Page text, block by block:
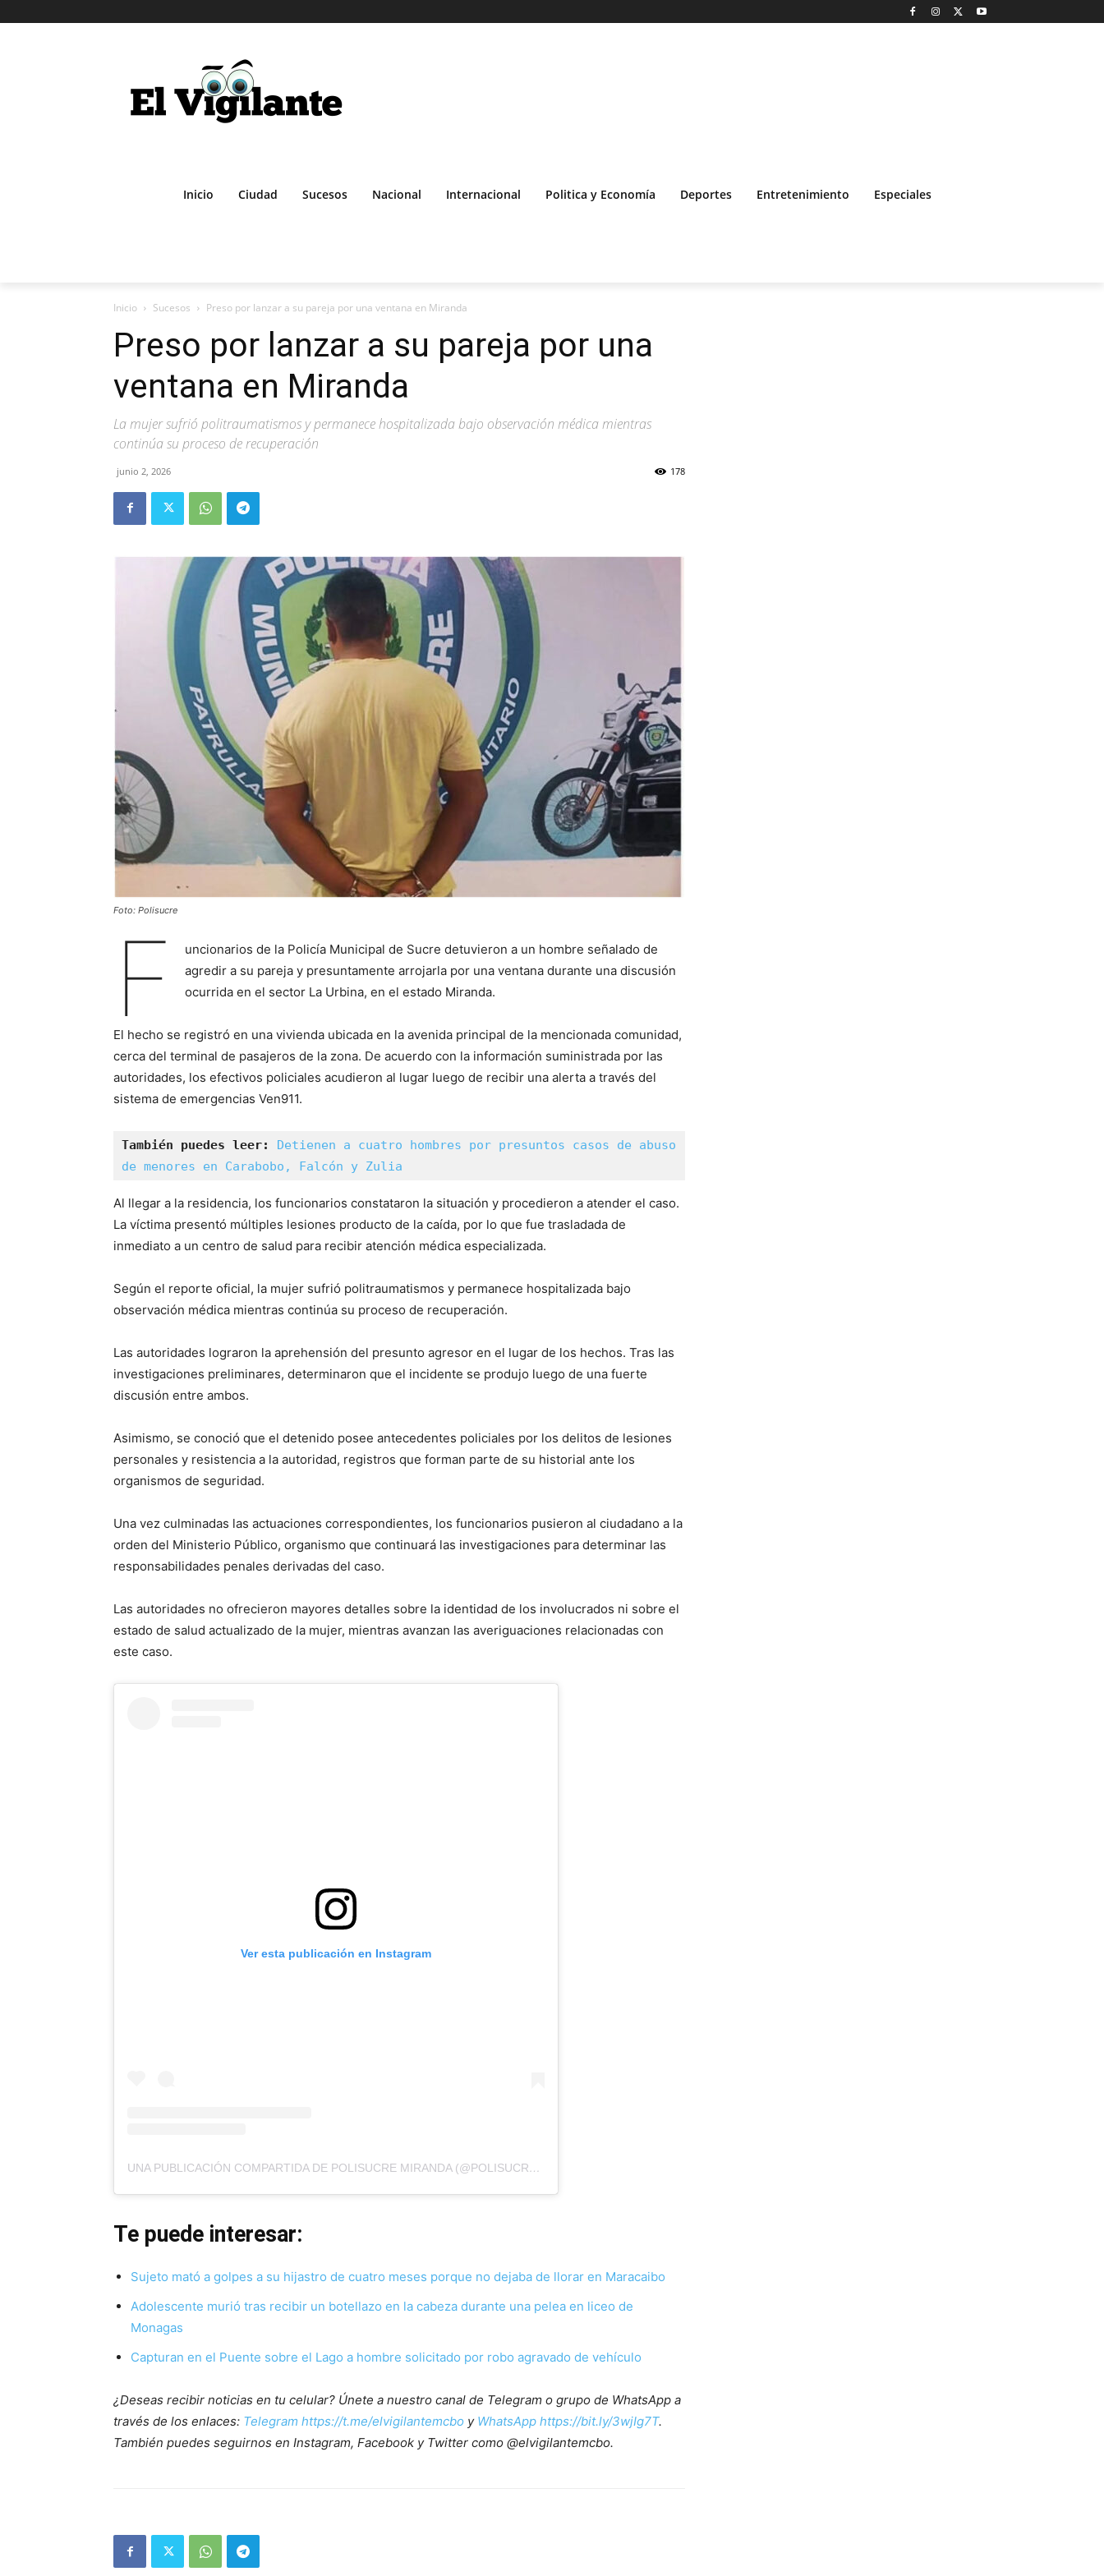
Inicio Ciudad Sucesos Nacional Internacional Politica y Economía Deportes Entretenimiento Especiales
Inicio Sucesos Preso por lanzar a su pareja por una ventana en Miranda
Preso por lanzar a su pareja por una
ventana en Miranda
La mujer sufrió politraumatismos y permanece hospitalizada bajo observación médica mientras
continúa su proceso de recuperación
junio 2, 2026 178
Foto: Polisucre
F
uncionarios de la Policía Municipal de Sucre detuvieron a un hombre señalado de
agredir a su pareja y presuntamente arrojarla por una ventana durante una discusión
ocurrida en el sector La Urbina, en el estado Miranda.
El hecho se registró en una vivienda ubicada en la avenida principal de la mencionada comunidad,
cerca del terminal de pasajeros de la zona. De acuerdo con la información suministrada por las
autoridades, los efectivos policiales acudieron al lugar luego de recibir una alerta a través del
sistema de emergencias Ven911.
También puedes leer:
Detienen a cuatro hombres por presuntos casos de abuso
de menores en Carabobo, Falcón y Zulia
Al llegar a la residencia, los funcionarios constataron la situación y procedieron a atender el caso.
La víctima presentó múltiples lesiones producto de la caída, por lo que fue trasladada de
inmediato a un centro de salud para recibir atención médica especializada.
Según el reporte oficial, la mujer sufrió politraumatismos y permanece hospitalizada bajo
observación médica mientras continúa su proceso de recuperación.
Las autoridades lograron la aprehensión del presunto agresor en el lugar de los hechos. Tras las
investigaciones preliminares, determinaron que el incidente se produjo luego de una fuerte
discusión entre ambos.
Asimismo, se conoció que el detenido posee antecedentes policiales por los delitos de lesiones
personales y resistencia a la autoridad, registros que forman parte de su historial ante los
organismos de seguridad.
Una vez culminadas las actuaciones correspondientes, los funcionarios pusieron al ciudadano a la
orden del Ministerio Público, organismo que continuará las investigaciones para determinar las
responsabilidades penales derivadas del caso.
Las autoridades no ofrecieron mayores detalles sobre la identidad de los involucrados ni sobre el
estado de salud actualizado de la mujer, mientras avanzan las averiguaciones relacionadas con
este caso.
Ver esta publicación en Instagram
UNA PUBLICACIÓN COMPARTIDA DE POLISUCRE MIRANDA (@POLISUCRE_VE)
Te puede interesar:
Sujeto mató a golpes a su hijastro de cuatro meses porque no dejaba de llorar en Maracaibo
Adolescente murió tras recibir un botellazo en la cabeza durante una pelea en liceo de
Monagas
Capturan en el Puente sobre el Lago a hombre solicitado por robo agravado de vehículo
¿Deseas recibir noticias en tu celular? Únete a nuestro canal de Telegram o grupo de WhatsApp a
través de los enlaces: Telegram https://t.me/elvigilantemcbo y WhatsApp https://bit.ly/3wjIg7T.
También puedes seguirnos en Instagram, Facebook y Twitter como @elvigilantemcbo.